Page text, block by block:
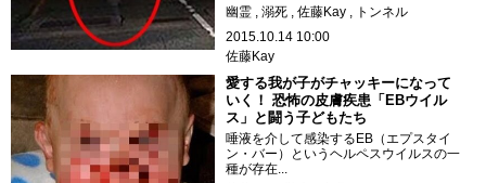
幽霊
溺死 佐藤Kay
トンネル
2015.10.14 10:00
佐藤Kay
愛する我が子がチャッキーになって
いく！ 恐怖の皮膚疾患「EBウイル
ス」と闘う子どもたち
唾液を介して感染するEB（エプスタイ
ン・バー）というヘルペスウイルスの一
種が存在...